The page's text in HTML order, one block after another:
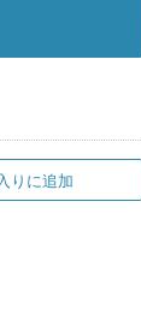
りに追加